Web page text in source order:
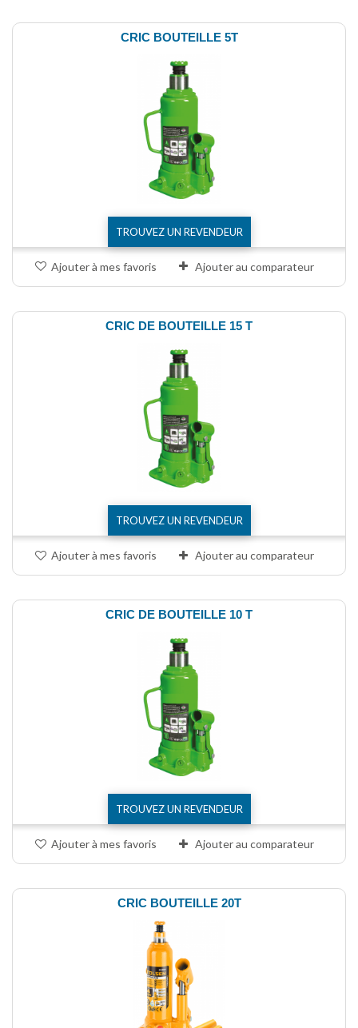
CRIC BOUTEILLE 5T
TROUVEZ UN REVENDEUR
Ajouter à mes favoris Ajouter au comparateur
CRIC DE BOUTEILLE 15 T
TROUVEZ UN REVENDEUR
Ajouter à mes favoris Ajouter au comparateur
CRIC DE BOUTEILLE 10 T
TROUVEZ UN REVENDEUR
Ajouter à mes favoris Ajouter au comparateur
CRIC BOUTEILLE 20T